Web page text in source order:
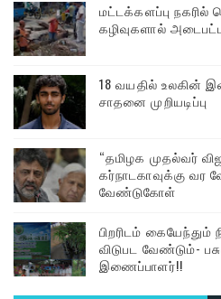
மட்டக்களப்பு
கழிவுகளால்
18 வயதில் உலகின்
சாதனை முறியடிப்பு
“தமிழக முதல்வர்
கர்நாடகாவுக்கு வர
வேண்டுகோள்
பிறரிடம் கையேந்தும்
விடுபட வேண்டும்-
இணைப்பாளர்!!